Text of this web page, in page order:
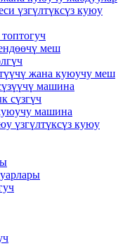
үзгүлтүксүз куюу
меш
жана куюучу меш
машина
сүзгүч
машина
үзгүлтүксүз куюу